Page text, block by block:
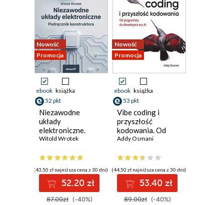
Nowość
Promocja
ebook książka
52 pkt
Niezawodne
układy
elektroniczne.
Podręcznik
Witold Wrotek
(43,50 zł najniższa cena z 30 dni)
52.20 zł
87.00zł (-40%)
Nowość
Promocja
ebook książka
53 pkt
Vibe coding i
przyszłość
kodowania. Od
programisty do
Addy Osmani
(44,50 zł najniższa cena z 30 dni)
53.40 zł
89.00zł (-40%)